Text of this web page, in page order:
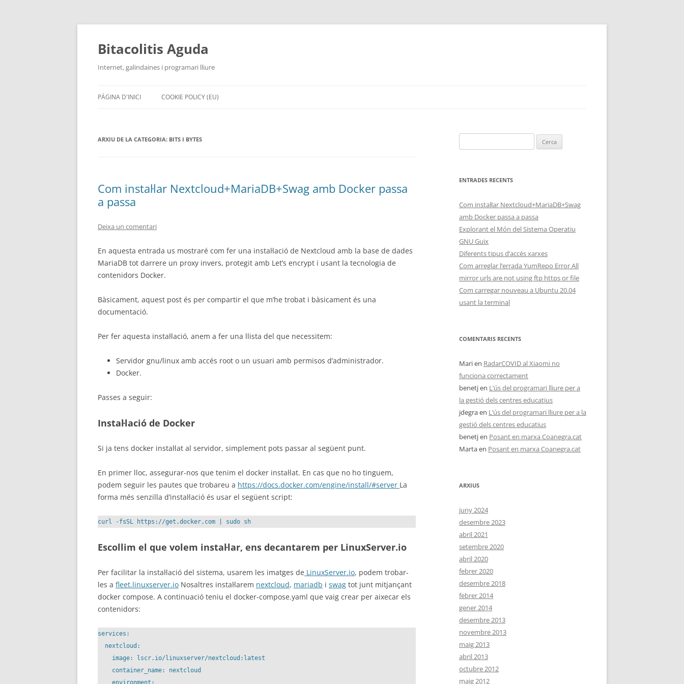
Vés
contingut
Bitacolitis Aguda
Internet, galindaines i programari lliure
PÀGINA D'INICI COOKIE POLICY (EU)
ARXIU DE LA CATEGORIA: BITS I BYTES
Com instal·lar Nextcloud+MariaDB+Swag amb Docker passa
a passa
Deixa un comentari
En aquesta entrada us mostraré com fer una instal·lació de Nextcloud amb la base de dades
MariaDB tot darrere un proxy invers, protegit amb Let’s encrypt i usant la tecnologia de
contenidors Docker.
Bàsicament, aquest post és per compartir el que m’he trobat i bàsicament és una
documentació.
Per fer aquesta instal·lació, anem a fer una llista del que necessitem:
Servidor gnu/linux amb accés root o un usuari amb permisos d’administrador.
Docker.
Passes a seguir:
Instal·lació de Docker
Si ja tens docker instal·lat al servidor, simplement pots passar al següent punt.
En primer lloc, assegurar-nos que tenim el docker instal·lat. En cas que no ho tinguem,
podem seguir les pautes que trobareu a https://docs.docker.com/engine/install/#server La
forma més senzilla d’instal·lació és usar el següent script:
curl -fsSL https://get.docker.com | sudo sh
Escollim el que volem instal·lar, ens decantarem per LinuxServer.io
Per facilitar la instal·lació del sistema, usarem les imatges de LinuxServer.io, podem trobar-
les a fleet.linuxserver.io Nosaltres instal·larem nextcloud, mariadb i swag tot junt mitjançant
docker compose. A continuació teniu el docker-compose.yaml que vaig crear per aixecar els
contenidors:
services:
  nextcloud:
    image: lscr.io/linuxserver/nextcloud:latest
    container_name: nextcloud
    environment:
ENTRADES RECENTS
Com instal·lar Nextcloud+MariaDB+Swag
amb Docker passa a passa
Explorant el Món del Sistema Operatiu
GNU Guix
Diferents tipus d’accés xarxes
Com arreglar l’errada YumRepo Error All
mirror urls are not using ftp https or file
Com carregar nouveau a Ubuntu 20.04
usant la terminal
COMENTARIS RECENTS
Marien RadarCOVID al Xiaomi no
funciona correctament
benetjen L’ús del programari lliure per a
la gestió dels centres educatius
jdegraen L’ús del programari lliure per a la
gestió dels centres educatius
benetjen Posant en marxa Coanegra.cat
Martaen Posant en marxa Coanegra.cat
ARXIUS
juny 2024
desembre 2023
abril 2021
setembre 2020
abril 2020
febrer 2020
desembre 2018
febrer 2014
gener 2014
desembre 2013
novembre 2013
maig 2013
abril 2013
octubre 2012
maig 2012